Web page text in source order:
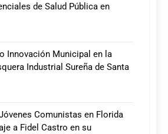
de Salud Pública en
Innovación Municipal en la
Industrial Sureña de Santa
Comunistas en Florida
a Fidel Castro en su